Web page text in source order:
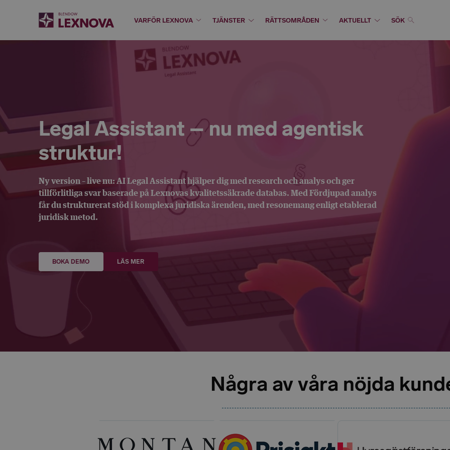
VARFÖR LEXNOVA TJÄNSTER RÄTTSOMRÅDEN AKTUELLT SÖK
Legal Assistant – nu med agentisk
struktur!
Ny version – live nu: AI Legal Assistant hjälper dig med research och analys och ger
tillförlitliga svar baserade på Lexnovas kvalitetssäkrade databas. MedFördjupad analys
får du strukturerat stöd i komplexa juridiska ärenden, med resonemang enligt etablerad
juridisk metod.
BOKA DEMO LÄS MER
Några av våra nöjda